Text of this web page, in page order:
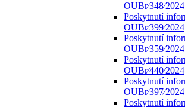
OUBr⁄348⁄2024
Poskytnutí
OUBr⁄399⁄2024
Poskytnutí
OUBr⁄359⁄2024
Poskytnutí
OUBr⁄440⁄2024
Poskytnutí
OUBr⁄397⁄2024
Poskytnutí